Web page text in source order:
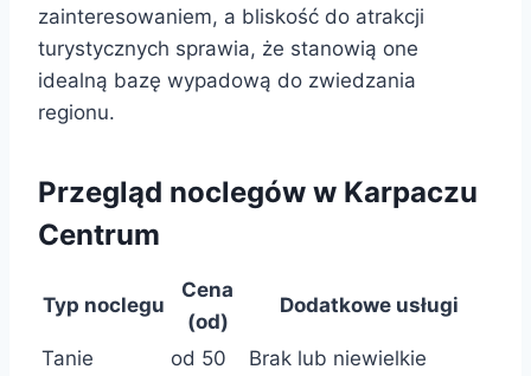
zainteresowaniem, a bliskość do atrakcji
turystycznych sprawia, że stanowią one
idealną bazę wypadową do zwiedzania
regionu.
Przegląd noclegów w Karpaczu
Centrum
Typ noclegu
Cena
(od)
Dodatkowe usługi
Tanie
od 50
Brak lub niewielkie